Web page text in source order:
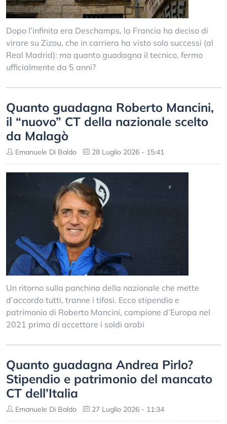
Dopo l’infinita era Deschamps, la Francia ha deciso di
virare su Zizou, che in carriera ha visto solo successi (al
Real Madrid): ma quanto guadagna il tecnico, fermo
ufficialmente da 5 anni?
Quanto guadagna Roberto Mancini,
il “nuovo” CT della nazionale scelto
da Malagò
Emanuele Di Baldo 28 Luglio 2026 - 15:41
Un ritorno sulla panchina della nazionale che mette
d’accordo tutti, tranne i tifosi. Ecco stipendio e
patrimonio di Roberto Mancini, campione d’Europa nel
2021 prima di accettare i soldi arabi
Quanto guadagna Andrea Pirlo?
Stipendio e patrimonio del mancato
CT dell’Italia
Emanuele Di Baldo 27 Luglio 2026 - 11:34